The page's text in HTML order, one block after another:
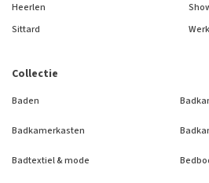
Collectie
Baden
Badkamerkasten
Badtextiel & mode
Heerlen
Sittard